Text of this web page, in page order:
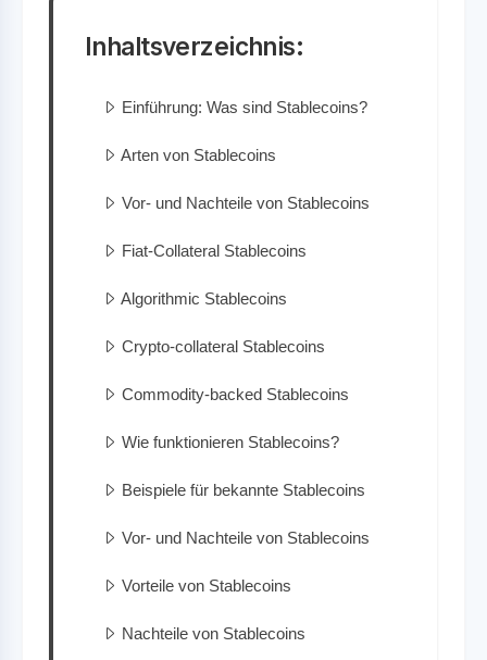
Inhaltsverzeichnis:
Einführung: Was sind Stablecoins?
Arten von Stablecoins
Vor- und Nachteile von Stablecoins
Fiat-Collateral Stablecoins
Algorithmic Stablecoins
Crypto-collateral Stablecoins
Commodity-backed Stablecoins
Wie funktionieren Stablecoins?
Beispiele für bekannte Stablecoins
Vor- und Nachteile von Stablecoins
Vorteile von Stablecoins
Nachteile von Stablecoins